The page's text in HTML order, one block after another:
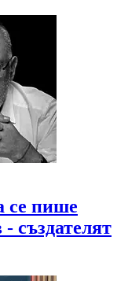
се пише
създателят